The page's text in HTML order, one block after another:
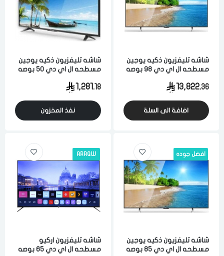
شاشه تليفزيون ذكيه يوجين
مسطحه ال اي دي 98 بوصه
اسود13,822.36
اضافة الى السلة
شاشه تليفزيون ذكيه يوجين
مسطحه ال اي دي 50 بوصه
اسود
1,281.18
نفذ المخزون
افضل جوده
شاشه تليفزيون ذكيه يوجين
مسطحه ال اي دي 85 بوصه
ARRQW
شاشه تليفزيون اركيو
مسطحه ال اي دي 65 بوصه